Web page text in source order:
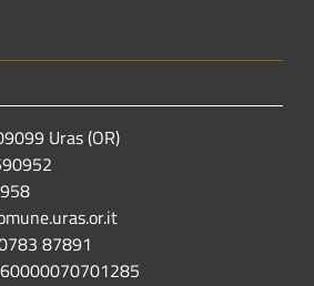
Uras (OR)
87891